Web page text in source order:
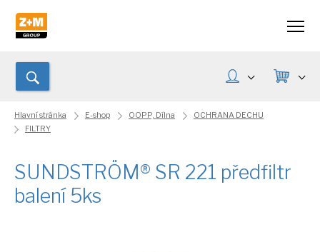
Hlavní stránka E-shop OOPP, Dílna
OCHRANA DECHU
FILTRY
SUNDSTRÖM® SR 221 předfiltr
balení 5ks